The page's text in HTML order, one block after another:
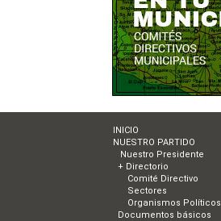
INICIO
NUESTRO PARTIDO
Nuestro Presidente
+ Directorio
Comité Directivo
Sectores
Organismos Políticos
Documentos básicos